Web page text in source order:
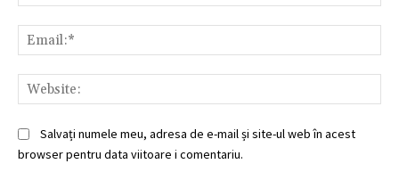
Salvați numele meu, adresa de e-mail și site-ul web în acest
browser pentru data viitoare i comentariu.